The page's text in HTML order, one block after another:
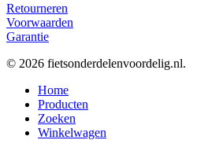
Retourneren
Voorwaarden
Garantie
© 2026 fietsonderdelenvoordelig.nl.
Close
Menu
Home
Producten
Zoeken
Winkelwagen